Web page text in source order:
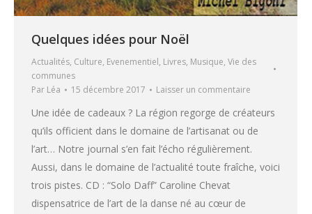
Quelques idées pour Noël
Actualités, Culture, Evenementiel, Livres, Musique, Vie des
communes
Par Léa 15 décembre 2017 Laisser un commentaire
Une idée de cadeaux ? La région regorge de créateurs
qu’ils officient dans le domaine de l’artisanat ou de
l’art… Notre journal s’en fait l’écho régulièrement.
Aussi, dans le domaine de l’actualité toute fraîche, voici
trois pistes. CD : “Solo Daff” Caroline Chevat
dispensatrice de l’art de la danse né au cœur de